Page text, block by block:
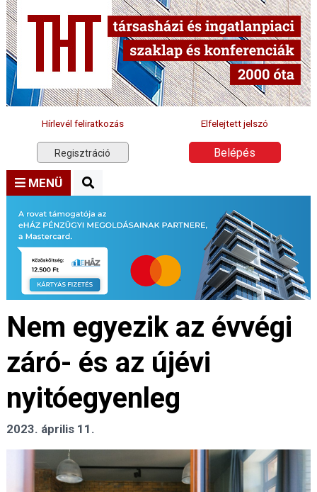
Hírlevél feliratkozás Elfelejtett jelszó
Regisztráció Belépés
MENÜ
Nem egyezik az évvégi
záró- és az újévi
nyitóegyenleg
2023. április 11.